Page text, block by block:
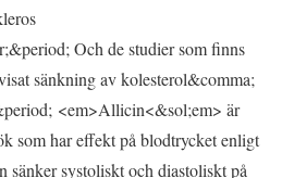
Och de studier som finns
sänkning av kolesterol&comma;
<em>Allicin<&sol;em> är
som har effekt på blodtrycket enligt
systoliskt och diastoliskt på